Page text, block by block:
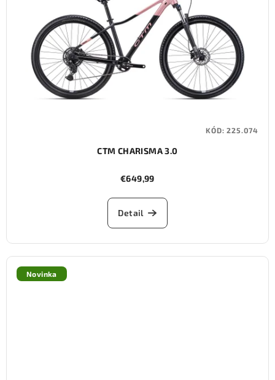
CTM CHARISMA 3.0
€649,99
Detail
KÓD:225.074
Novinka